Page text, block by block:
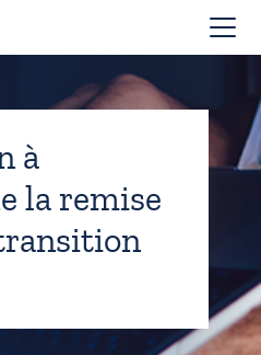
à
la remise